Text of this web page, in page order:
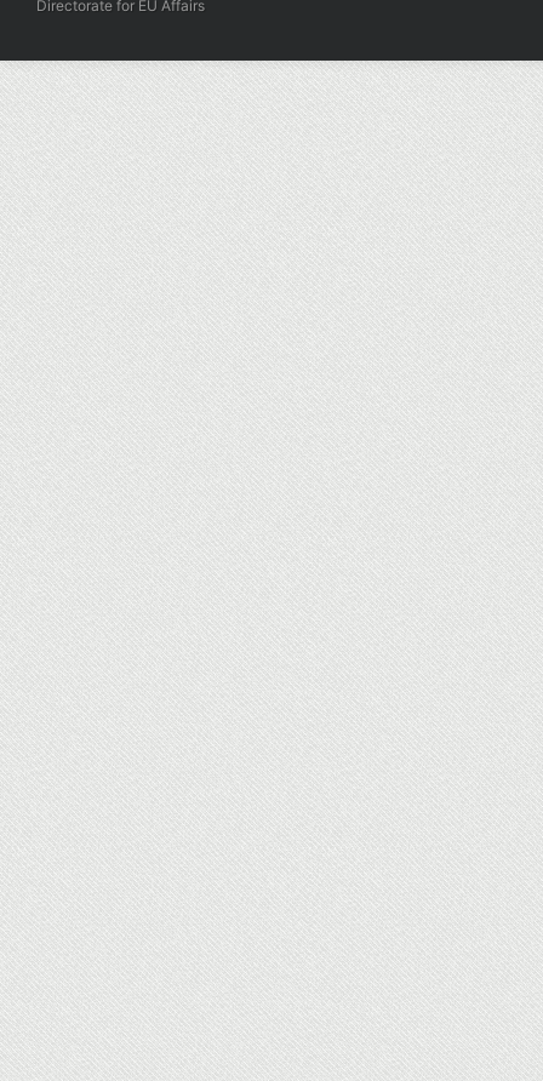
Directorate for EU Affairs